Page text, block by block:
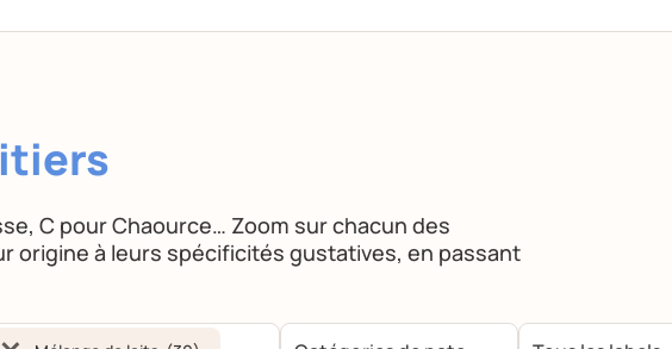
C pour Chaource… Zoom sur chacun des
origine à leurs spécificités gustatives, en passant